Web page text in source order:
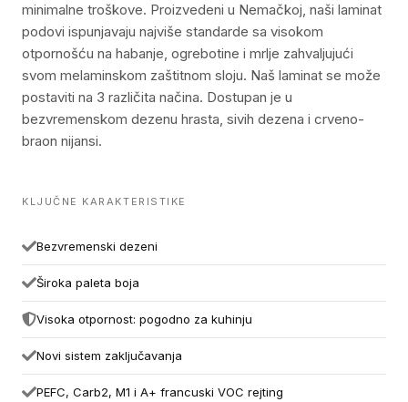
minimalne troškove. Proizvedeni u Nemačkoj, naši laminat
podovi ispunjavaju najviše standarde sa visokom
otpornošću na habanje, ogrebotine i mrlje zahvaljujući
svom melaminskom zaštitnom sloju. Naš laminat se može
postaviti na 3 različita načina. Dostupan je u
bezvremenskom dezenu hrasta, sivih dezena i crveno-
braon nijansi.
KLJUČNE KARAKTERISTIKE
Bezvremenski dezeni
Široka paleta boja
Visoka otpornost: pogodno za kuhinju
Novi sistem zaključavanja
PEFC, Carb2, M1 i A+ francuski VOC rejting